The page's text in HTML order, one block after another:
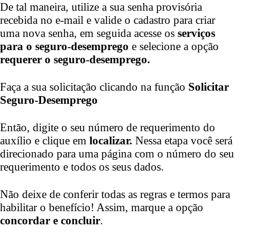
De tal maneira, utilize a sua senha provisória
recebida no e-mail e valide o cadastro para criar
uma nova senha, em seguida acesse os serviços
para o seguro-desemprego e selecione a opção
requerer o seguro-desemprego.
Faça a sua solicitação clicando na função Solicitar
Seguro-Desemprego
Então, digite o seu número de requerimento do
auxílio e clique em localizar. Nessa etapa você será
direcionado para uma página com o número do seu
requerimento e todos os seus dados.
Não deixe de conferir todas as regras e termos para
habilitar o benefício! Assim, marque a opção
concordar e concluir.